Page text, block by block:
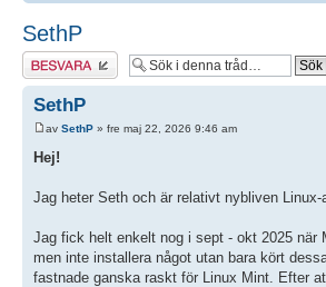
SethP
Besvara
SethP
av SethP » fre maj 22, 2026 9:46 am
Hej!
Jag heter Seth och är relativt nybliven
Jag fick helt enkelt nog i sept - okt 2025 när
men inte installera något utan bara kört
fastnade ganska raskt för Linux Mint. Efter